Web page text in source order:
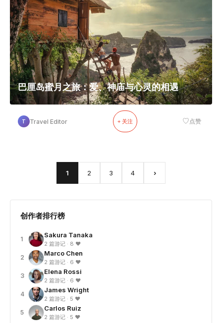
巴厘岛蜜月之旅：爱、神庙与心灵的相遇
T Travel Editor + 关注 ♡ 点赞
1 2 3 4 ›
创作者排行榜
1
Sakura Tanaka
2 篇游记 · 8 ❤
2
Marco Chen
2 篇游记 · 6 ❤
3
Elena Rossi
2 篇游记 · 6 ❤
4
James Wright
2 篇游记 · 5 ❤
5
Carlos Ruiz
2 篇游记 · 5 ❤